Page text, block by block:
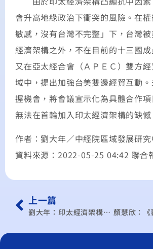
會升高地緣政治下衝突的風險。在
敏感，沒有台灣不完整」下，台灣
經濟架構之外，不在目前的十三國
又在亞太經合會（ＡＰＥＣ）雙方
域中，提出加強台美雙邊經貿互動
握機會，將會議宣示化為具體合作
無法在首輪加入印太經濟架構的缺憾
作者：劉大年／中經院區域發展研
資料來源：2022-05-25 04:42 聯合
上一篇
劉大年：印太經濟架構牽動亞太經貿局勢，台灣可能連CPTPP也落空？